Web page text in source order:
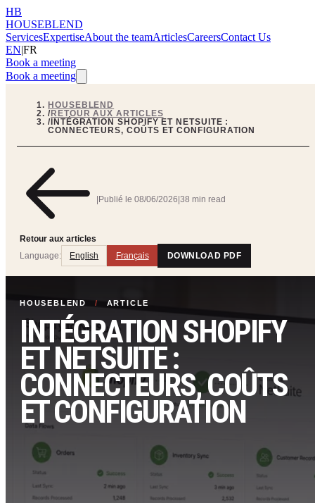
HB
HOUSEBLEND
ServicesExpertiseAbout the teamArticlesCareersContact Us
EN|FR
Book a meeting
Book a meeting
HOUSEBLEND
/RETOUR AUX ARTICLES
/INTÉGRATION SHOPIFY ET NETSUITE :
CONNECTEURS, COÛTS ET CONFIGURATION
Retour aux articles
Publié le 08/06/2026 38 min read
Language: English Français DOWNLOAD PDF
HOUSEBLEND / ARTICLE
INTÉGRATION SHOPIFY
ET NETSUITE :
CONNECTEURS, COÛTS
ET CONFIGURATION